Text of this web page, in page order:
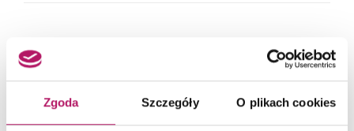
Zgoda Szczegóły O plikach cookies
NASZE PROPOZYCJE ZAMIAST
PRODUKTU OPOCZNO GLASS
AZURE BORDER NEW OD660-052